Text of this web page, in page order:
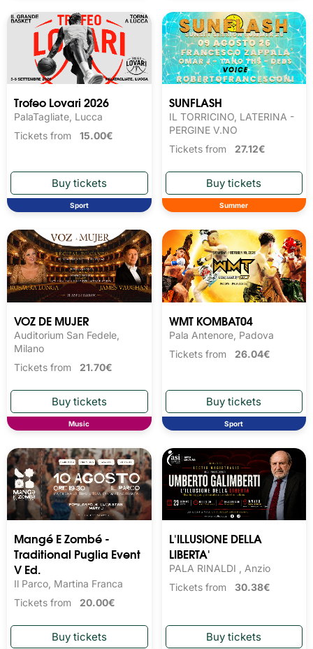
Trofeo Lovari 2026
PalaTagliate, Lucca
Tickets from 15.00€
Sport
SUNFLASH
IL TORRICINO, LATERINA -
PERGINE V.NO
Tickets from 27.12€
Summer
VOZ DE MUJER
Auditorium San Fedele,
Milano
Tickets from 21.70€
Music
WMT KOMBAT04
Pala Antenore, Padova
Tickets from 26.04€
Sport
Mangé E Zombé -
Traditional Puglia Event
V Ed.
Il Parco, Martina Franca
Tickets from 20.00€
L'ILLUSIONE DELLA
LIBERTA'
PALA RINALDI , Anzio
Tickets from 30.38€